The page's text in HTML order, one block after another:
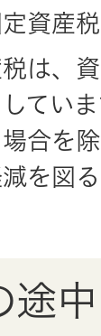
資産
は、
てい
合を
を図
途